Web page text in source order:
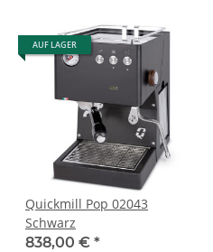
AUF LAGER
Quickmill Pop 02043
Schwarz
838,00 € *